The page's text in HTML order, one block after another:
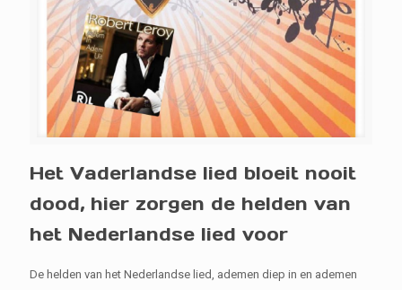
Het Vaderlandse lied bloeit nooit
dood, hier zorgen de helden van
het Nederlandse lied voor
De helden van het Nederlandse lied, ademen diep in en ademen